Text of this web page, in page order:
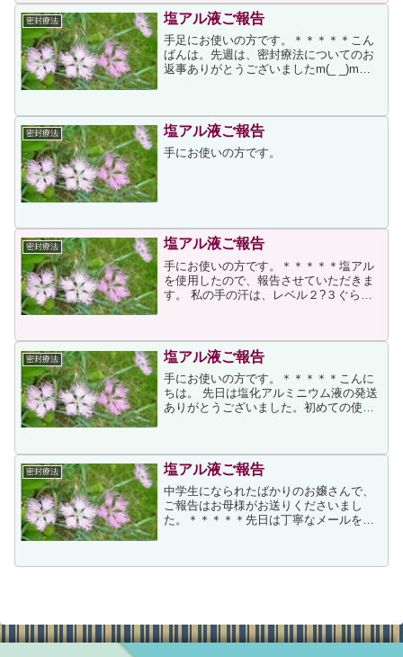
に気を使い、着る物にも気...
密封療法 塩アル液ご報告
手足にお使いの方です。＊＊＊＊＊こん
ばんは。先週は、密封療法についてのお
返事ありがとうございましたm(_ _)m空
のかと思っていたのが、間違いでした。
お返事を頂いてから...
密封療法 塩アル液ご報告
手にお使いの方です。
密封療法 塩アル液ご報告
手にお使いの方です。＊＊＊＊＊塩アル
を使用したので、報告させていただきま
す。 私の手の汗は、レベル２?３ぐらい
てで、液をつけすぎてしまい、また、手
に神経が集中したのか、...
密封療法 塩アル液ご報告
手にお使いの方です。＊＊＊＊＊こんに
ちは。 先日は塩化アルミニウム液の発送
ありがとうございました。初めての使用
ルは2009/5/23にして、液が届いたのは
5/26か...
密封療法 塩アル液ご報告
中学生になられたばかりのお嬢さんで、
ご報告はお母様がお送りくださいまし
た。＊＊＊＊＊先日は丁寧なメールを頂
が、今大変良好で本当に本当に買って試